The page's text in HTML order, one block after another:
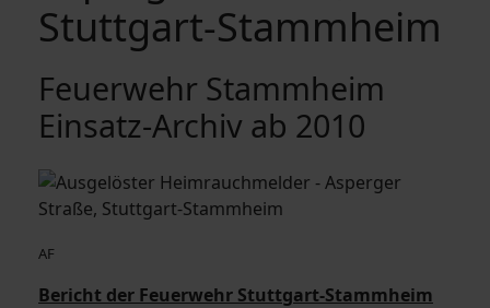
Feuerwehr Stammheim
Einsatz-Archiv ab 2010
Stuttgart-Stammheim
AF
Bericht der Feuerwehr Stuttgart-Stammheim